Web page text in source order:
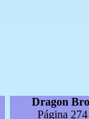
Dragon
Página 274